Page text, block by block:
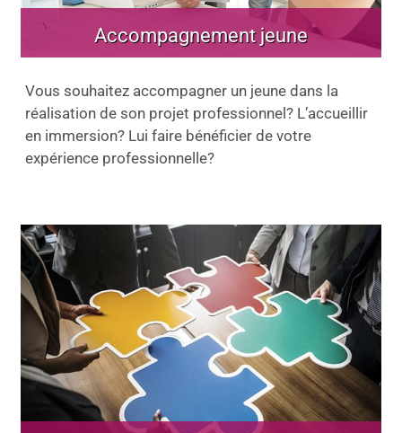
Accompagnement jeune
Vous souhaitez accompagner un jeune dans la
réalisation de son projet professionnel? L’accueillir
en immersion? Lui faire bénéficier de votre
expérience professionnelle?